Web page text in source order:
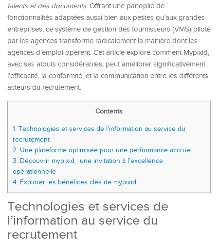
talents et des documents. Offrant une panoplie de
fonctionnalités adaptées aussi bien aux petites qu’aux grandes
entreprises, ce système de gestion des fournisseurs (VMS) piloté
par les agences transforme radicalement la manière dont les
agences d’emploi opèrent. Cet article explore comment Mypixid,
avec ses atouts considérables, peut améliorer significativement
l’efficacité, la conformité, et la communication entre les différents
acteurs du recrutement.
Contents
1. Technologies et services de l’information au service du
recrutement
2. Une plateforme optimisée pour une performance accrue
3. Découvrir mypixid : une invitation à l’excellence
opérationnelle
4. Explorer les bénéfices clés de mypixid
Technologies et services de
l’information au service du
recrutement